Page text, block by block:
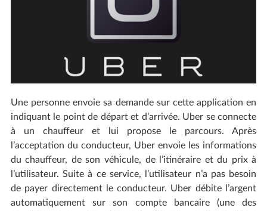
Une personne envoie sa demande sur cette application en
indiquant le point de départ et d’arrivée. Uber se connecte
à un chauffeur et lui propose le parcours. Après
l’acceptation du conducteur, Uber envoie les informations
du chauffeur, de son véhicule, de l’itinéraire et du prix à
l’utilisateur. Suite à ce service, l’utilisateur n’a pas besoin
de payer directement le conducteur. Uber débite l’argent
automatiquement sur son compte bancaire (une des